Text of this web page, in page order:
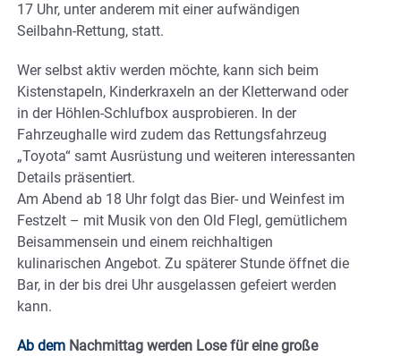
17 Uhr, unter anderem mit einer aufwändigen
Seilbahn-Rettung, statt.
Wer selbst aktiv werden möchte, kann sich beim
Kistenstapeln, Kinderkraxeln an der Kletterwand oder
in der Höhlen-Schlufbox ausprobieren. In der
Fahrzeughalle wird zudem das Rettungsfahrzeug
„Toyota“ samt Ausrüstung und weiteren interessanten
Details präsentiert.
Am Abend ab 18 Uhr folgt das Bier- und Weinfest im
Festzelt – mit Musik von den Old Flegl, gemütlichem
Beisammensein und einem reichhaltigen
kulinarischen Angebot. Zu späterer Stunde öffnet die
Bar, in der bis drei Uhr ausgelassen gefeiert werden
kann.
Ab dem Nachmittag werden Lose für eine große